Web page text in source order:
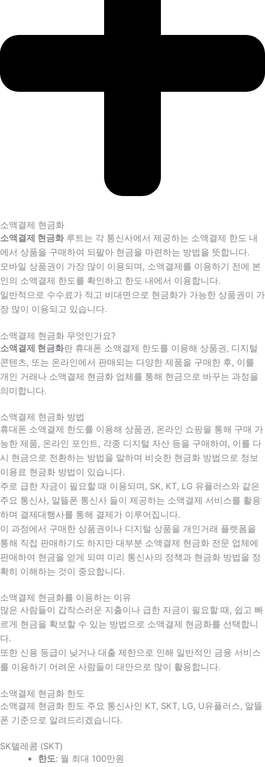
소액결제 현금화
소액결제 현금화루트는 각 통신사에서 제공하는 소액결제 한도 내
에서 상품을 구매하여 되팔아 현금을 마련하는 방법을 뜻합니다.
모바일 상품권이 가장 많이 이용되며, 소액결제를 이용하기 전에 본
인의 소액결제 한도를 확인하고 한도 내에서 이용합니다.
일반적으로 수수료가 적고 비대면으로 현금화가 가능한 상품권이 가
장 많이 이용되고 있습니다.
소액결제 현금화 무엇인가요?
소액결제 현금화란 휴대폰 소액결제 한도를 이용해 상품권, 디지털
콘텐츠, 또는 온라인에서 판매되는 다양한 제품을 구매한 후, 이를
개인 거래나 소액결제 현금화 업체를 통해 현금으로 바꾸는 과정을
의미합니다.
소액결제 현금화 방법
휴대폰 소액결제 한도를 이용해 상품권, 온라인 쇼핑을 통해 구매 가
능한 제품, 온라인 포인트, 각종 디지털 자산 등을 구매하여, 이를 다
시 현금으로 전환하는 방법을 말하며 비슷한 현금화 방법으로 정보
이용료 현금화 방법이 있습니다.
주로 급한 자금이 필요할 때 이용되며, SK, KT, LG 유플러스와 같은
주요 통신사, 알뜰폰 통신사 들이 제공하는 소액결제 서비스를 활용
하며 결제대행사를 통해 결제가 이루어집니다.
이 과정에서 구매한 상품권이나 디지털 상품을 개인거래 플렛폼을
통해 직접 판매하기도 하지만 대부분 소액결제 현금화 전문 업체에
판매하여 현금을 얻게 되며 미리 통신사의 정책과 현금화 방법을 정
확히 이해하는 것이 중요합니다.
소액결제 현금화를 이용하는 이유
많은 사람들이 갑작스러운 지출이나 급한 자금이 필요할 때 , 쉽고 빠
르게 현금을 확보할 수 있는 방법으로 소액결제 현금화를 선택합니
다.
또한 신용 등급이 낮거나 대출 제한으로 인해 일반적인 금융 서비스
를 이용하기 어려운 사람들이 대안으로 많이 활용합니다.
소액결제 현금화 한도
소액결제 현금화 한도 주요 통신사인 KT, SKT, LG, U유플러스, 알뜰
폰 기준으로 알려드리겠습니다.
SK텔레콤 (SKT)
한도: 월 최대 100만원